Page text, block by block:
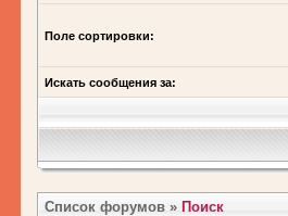
Поле сортировки:
Искать сообщения за:
Список форумов » Поиск